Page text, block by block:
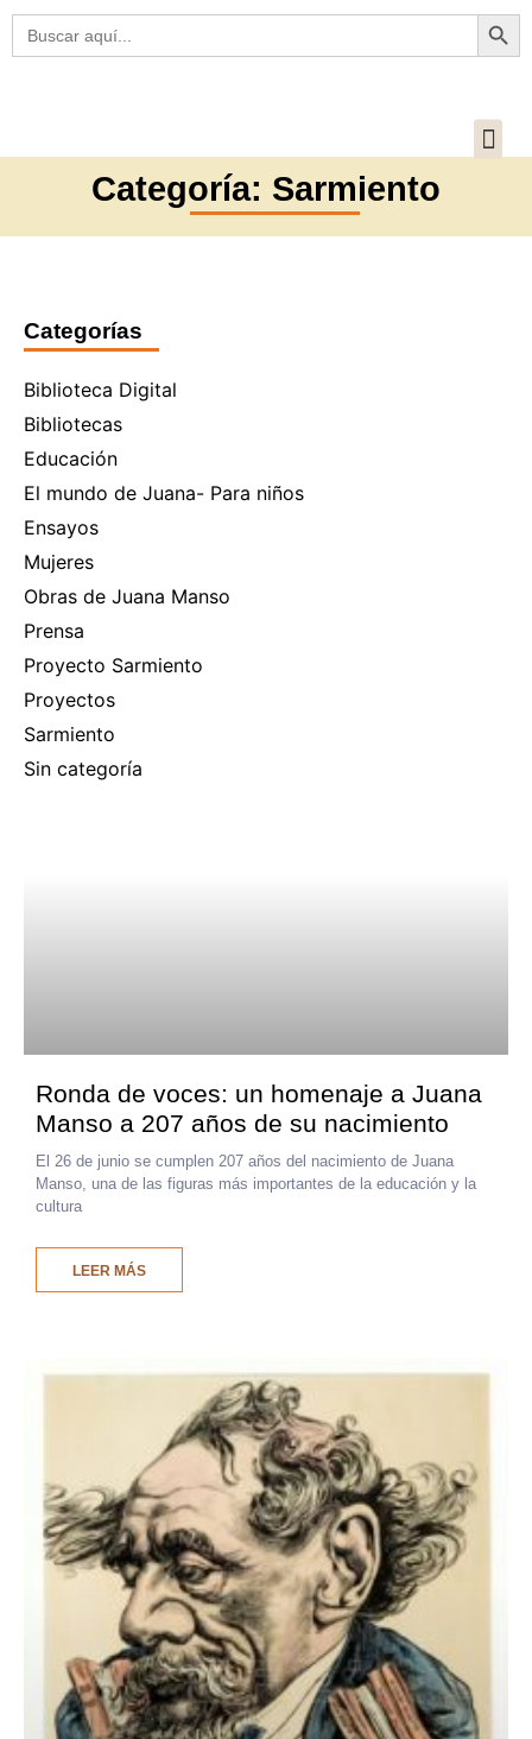
Buscar:
Categoría: Sarmiento
Categorías
Biblioteca Digital
Bibliotecas
Educación
El mundo de Juana- Para niños
Ensayos
Mujeres
Obras de Juana Manso
Prensa
Proyecto Sarmiento
Proyectos
Sarmiento
Sin categoría
Ronda de voces: un homenaje a Juana
Manso a 207 años de su nacimiento
El 26 de junio se cumplen 207 años del nacimiento de Juana
Manso, una de las figuras más importantes de la educación y la
cultura
LEER MÁS